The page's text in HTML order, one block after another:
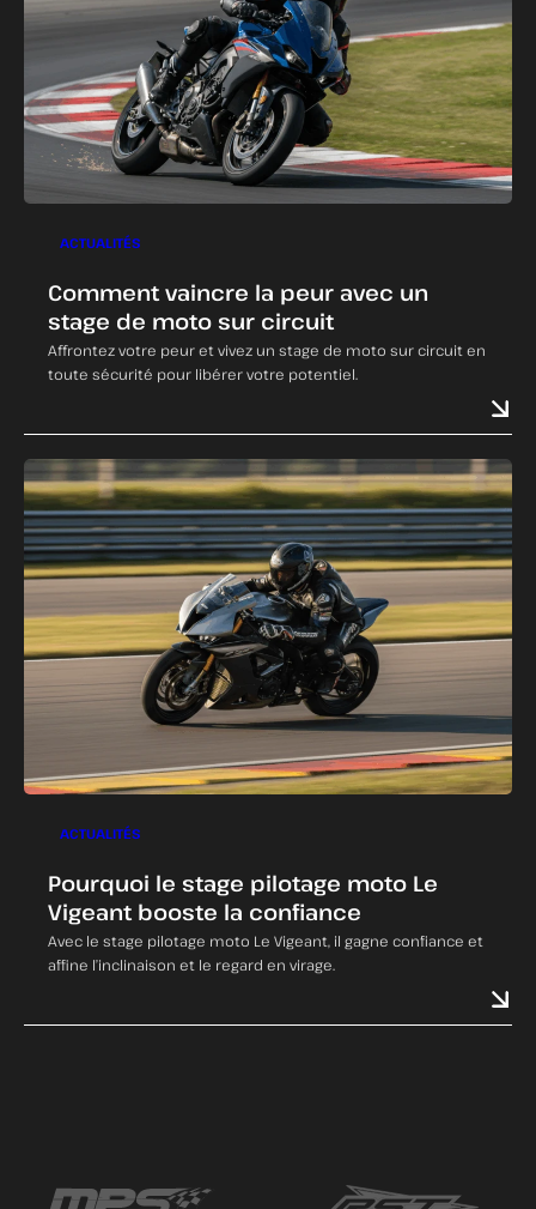
ACTUALITÉS
Comment vaincre la peur avec un
stage de moto sur circuit
Affrontez votre peur et vivez un stage de moto sur circuit en
toute sécurité pour libérer votre potentiel.
ACTUALITÉS
Pourquoi le stage pilotage moto Le
Vigeant booste la confiance
Avec le stage pilotage moto Le Vigeant, il gagne confiance et
affine l’inclinaison et le regard en virage.